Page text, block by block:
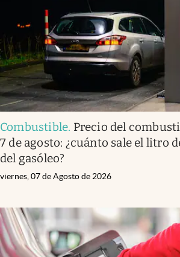
Combustible. Precio del
7 de agosto: ¿cuánto sale el litro
del gasóleo?
viernes, 07 de Agosto de 2026